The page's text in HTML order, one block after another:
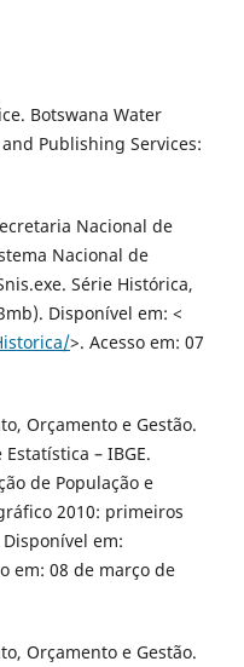
Botswana Water
Publishing Services:
Nacional de
Nacional de
Série Histórica,
Disponível em: <
>. Acesso em: 07
Orçamento e Gestão.
– IBGE.
de População e
2010: primeiros
em:
em: 08 de março de
Orçamento e Gestão.